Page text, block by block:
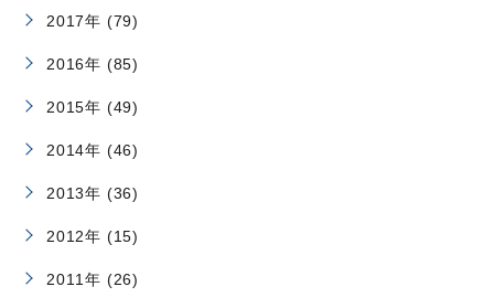
2017年 (79)
2016年 (85)
2015年 (49)
2014年 (46)
2013年 (36)
2012年 (15)
2011年 (26)